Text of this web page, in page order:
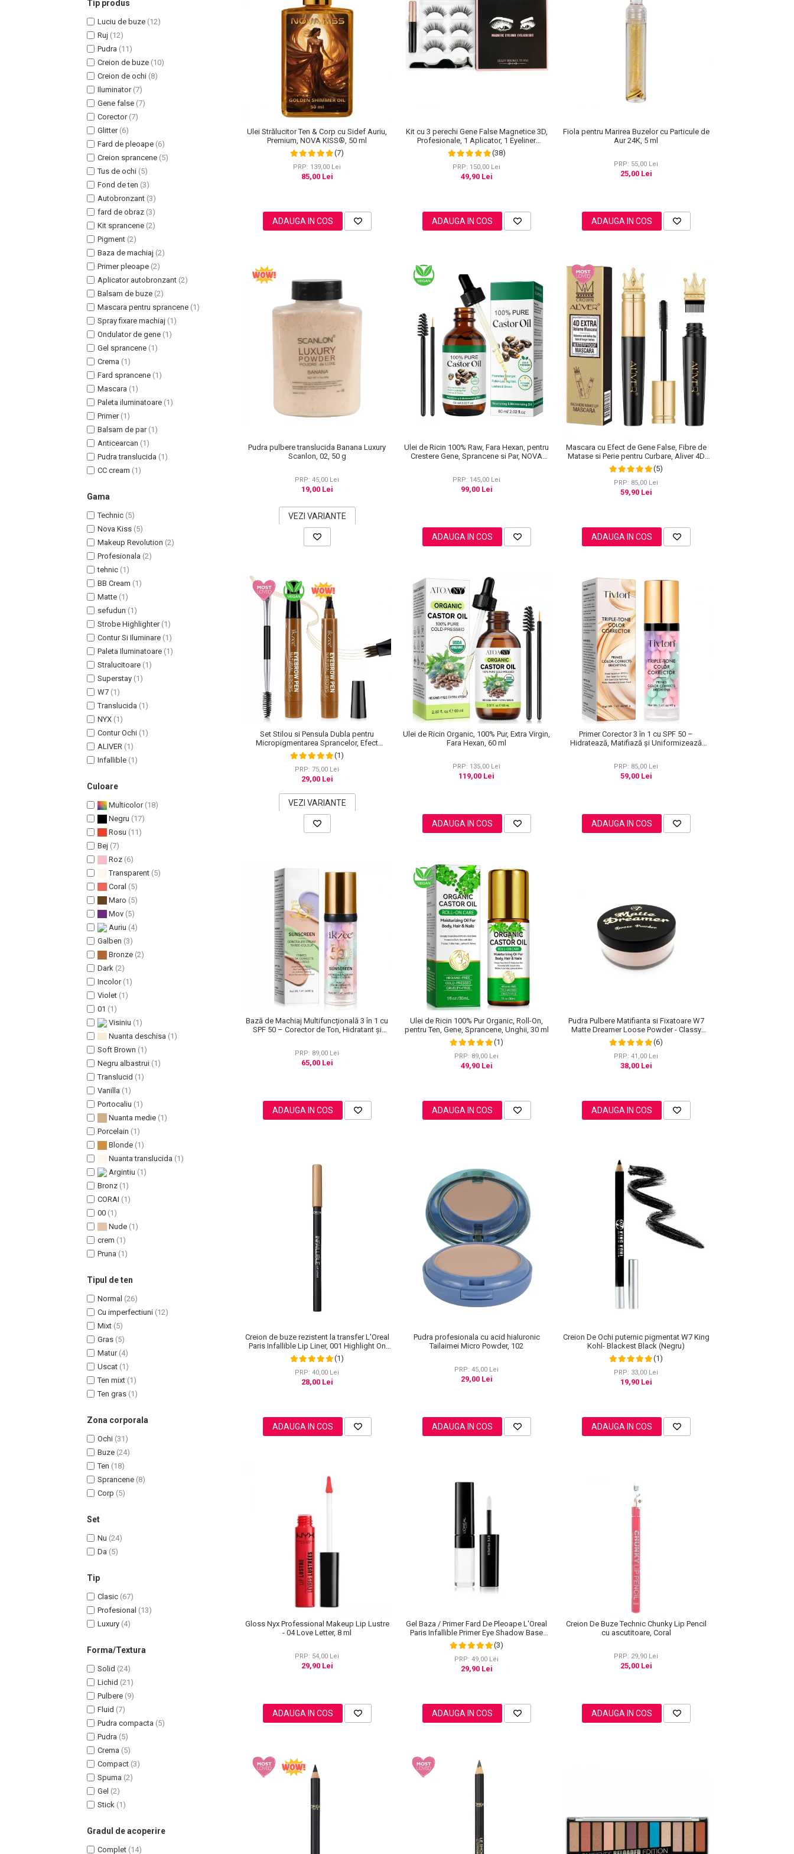
Uleiuri Unghii / Cuticule
Masaj Facial si Drenaj Limfatic
Plasturi ochi / nas / frunte
Demachiant si Apa Micelara
Sampoane Colorante
Par Uscat / Deteriorat
Tip produs
Luciu de buze (12)
Ruj (12)
Pudra (11)
Creion de buze (10)
Creion de ochi (8)
Iluminator (7)
Gene false (7)
Corector (7)
Glitter (6)
Fard de pleoape (6)
Creion sprancene (5)
Tus de ochi (5)
Fond de ten (3)
Autobronzant (3)
fard de obraz (3)
Kit sprancene (2)
Pigment (2)
Baza de machiaj (2)
Primer pleoape (2)
Aplicator autobronzant (2)
Balsam de buze (2)
Mascara pentru sprancene (1)
Spray fixare machiaj (1)
Ondulator de gene (1)
Gel sprancene (1)
Crema (1)
Fard sprancene (1)
Mascara (1)
Paleta iluminatoare (1)
Primer (1)
Balsam de par (1)
Anticearcan (1)
Pudra translucida (1)
CC cream (1)
Gama
Technic (5)
Nova Kiss (5)
Makeup Revolution (2)
Profesionala (2)
tehnic (1)
BB Cream (1)
Matte (1)
sefudun (1)
Strobe Highlighter (1)
Contur Si Iluminare (1)
Paleta Iluminatoare (1)
Stralucitoare (1)
Superstay (1)
W7 (1)
Translucida (1)
NYX (1)
Contur Ochi (1)
ALIVER (1)
Infallible (1)
Culoare
Multicolor (18)
Negru (17)
Rosu (11)
Bej (7)
Roz (6)
Transparent (5)
Coral (5)
Maro (5)
Mov (5)
Auriu (4)
Galben (3)
Bronze (2)
Dark (2)
Incolor (1)
Violet (1)
01 (1)
Visiniu (1)
Nuanta deschisa (1)
Soft Brown (1)
Negru albastrui (1)
Translucid (1)
Vanilla (1)
Portocaliu (1)
Nuanta medie (1)
Porcelain (1)
Blonde (1)
Nuanta translucida (1)
Argintiu (1)
Bronz (1)
CORAI (1)
00 (1)
Nude (1)
crem (1)
Pruna (1)
Tipul de ten
Normal (26)
Cu imperfectiuni (12)
Mixt (5)
Gras (5)
Matur (4)
Uscat (1)
Ten mixt (1)
Ten gras (1)
Zona corporala
Ochi (31)
Buze (24)
Ten (18)
Sprancene (8)
Corp (5)
Set
Nu (24)
Da (5)
Tip
Clasic (67)
Profesional (13)
Luxury (4)
Forma/Textura
Solid (24)
Lichid (21)
Pulbere (9)
Fluid (7)
Pudra compacta (5)
Pudra (5)
Crema (5)
Compact (3)
Spuma (2)
Gel (2)
Stick (1)
Gradul de acoperire
Complet (14)
Ulei Strălucitor Ten & Corp cu Sidef Auriu,
Premium, NOVA KISS®, 50 ml
(7)
PRP: 139,00 Lei
85,00 Lei
ADAUGA IN COS
Kit cu 3 perechi Gene False Magnetice 3D,
Profesionale, 1 Aplicator, 1 Eyeliner
Magnetic Negru intens, Waterproof, 3
Modele
(38)
PRP: 150,00 Lei
49,90 Lei
ADAUGA IN COS
Fiola pentru Marirea Buzelor cu Particule de
Aur 24K, 5 ml
PRP: 55,00 Lei
25,00 Lei
ADAUGA IN COS
Pudra pulbere translucida Banana Luxury
Scanlon, 02, 50 g
PRP: 45,00 Lei
19,00 Lei
VEZI VARIANTE
Ulei de Ricin 100% Raw, Fara Hexan, pentru
Crestere Gene, Sprancene si Par, NOVA
PRP: 145,00 Lei
99,00 Lei
ADAUGA IN COS
Mascara cu Efect de Gene False, Fibre de
Matase si Perie pentru Curbare, Aliver 4D
Extra Volume, Waterproof, Negru,10 g
(5)
PRP: 85,00 Lei
59,90 Lei
ADAUGA IN COS
Set Stilou si Pensula Dubla pentru
Micropigmentarea Sprancelor, Efect
Natural de Microblading, Aspect de
Sprancene Pline
(1)
PRP: 75,00 Lei
29,00 Lei
VEZI VARIANTE
Ulei de Ricin Organic, 100% Pur, Extra Virgin,
Fara Hexan, 60 ml
PRP: 135,00 Lei
119,00 Lei
ADAUGA IN COS
Primer Corector 3 în 1 cu SPF 50 –
Hidratează, Matifiază și Uniformizează
PRP: 85,00 Lei
59,00 Lei
ADAUGA IN COS
Bază de Machiaj Multifuncțională 3 în 1 cu
SPF 50 – Corector de Ton, Hidratant și
PRP: 89,00 Lei
65,00 Lei
ADAUGA IN COS
Ulei de Ricin 100% Pur Organic, Roll-On,
pentru Ten, Gene, Sprancene, Unghii, 30 ml
(1)
PRP: 89,00 Lei
49,90 Lei
ADAUGA IN COS
Pudra Pulbere Matifianta si Fixatoare W7
Matte Dreamer Loose Powder - Classy
Cameo, 20g(6)
PRP: 41,00 Lei
38,00 Lei
ADAUGA IN COS
Creion de buze rezistent la transfer L'Oreal
Paris Infallible Lip Liner, 001 Highlight On
Point
(1)
PRP: 40,00 Lei
28,00 Lei
ADAUGA IN COS
Pudra profesionala cu acid hialuronic
Tailaimei Micro Powder, 102
PRP: 45,00 Lei
29,00 Lei
ADAUGA IN COS
Creion De Ochi puternic pigmentat W7 King
Kohl- Blackest Black (Negru)
(1)
PRP: 33,00 Lei
19,90 Lei
ADAUGA IN COS
Gloss Nyx Professional Makeup Lip Lustre
- 04 Love Letter, 8 ml
PRP: 54,00 Lei
29,90 Lei
ADAUGA IN COS
Gel Baza / Primer Fard De Pleoape L'Oreal
Paris Infallible Primer Eye Shadow Base
100, 3 ml (3)
PRP: 49,00 Lei
29,90 Lei
ADAUGA IN COS
Creion De Buze Technic Chunky Lip Pencil
cu ascutitoare, Coral
PRP: 29,90 Lei
25,00 Lei
ADAUGA IN COS